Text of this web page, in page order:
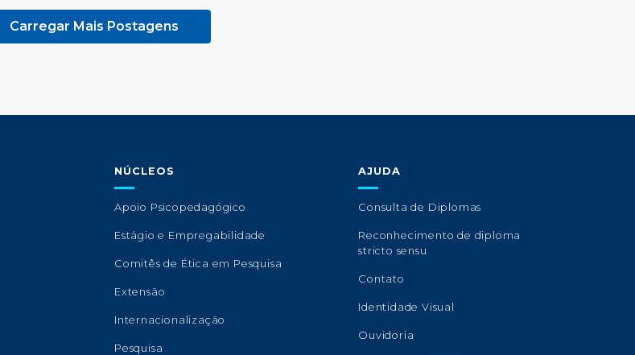
Carregar Mais Postagens
NÚCLEOS
Apoio Psicopedagógico
Estágio e Empregabilidade
Comitês de Ética em Pesquisa
Extensão
Internacionalização
Pesquisa
AJUDA
Consulta de Diplomas
Reconhecimento de diploma
stricto sensu
Contato
Identidade Visual
Ouvidoria